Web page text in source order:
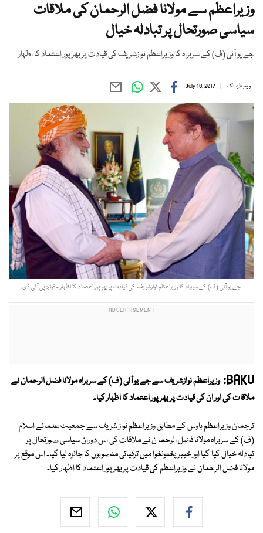
وزیراعظم سے مولانا فضل الرحمان کی ملاقات
سیاسی صورتحال پر تبادلہ خیال
جے یو آئی (ف) کے سربراہ کا وزیراعظم نوازشریف کی قیادت پر بھر پور اعتماد کا اظہار
ویب ڈیسک July 18, 2017
جے یو آئی (ف) کے سربراہ کا وزیراعظم نوازشریف کی قیادت پر بھر پور اعتماد کا اظہار - فوٹو: پی آئی ڈی
BAKU: وزیراعظم نوازشریف سے جے یو آئی (ف) کے سربراہ مولانا فضل الرحمان نے
ملاقات کی اور ان کی قیادت پر بھرپور اعتماد کا اظہار کیا۔
ترجمان وزیراعظم ہاوس کے مطابق وزیراعظم نواز شریف سے جمعیت علمائے اسلام
(ف) کے سربراہ مولانا فضل الرحما ن نے ملاقات کی اس دوران سیاسی صورتحال پر
تبادلہ خیال کیا گیا اور خیبرپختونخوا میں ترقیاتی منصوبوں کا جائزہ لیا گیا۔ اس موقع پر
مولانا فضل الرحمان نے وزیراعظم کی قیادت پر بھر پور اعتماد کا اظہار کیا۔